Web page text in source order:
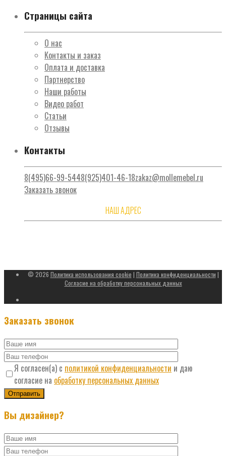
Страницы сайта
О нас
Контакты и заказ
Оплата и доставка
Партнерство
Наши работы
Видео работ
Статьи
Отзывы
Контакты
8(495)66-99-5448(925)401-46-18zakaz@mollemebel.ru
Заказать звонок
НАШ АДРЕС
© 2026 Политика использования cookie | Политика конфиденциальности |
Согласие на обработку персональных данных
Заказать звонок
Я согласен(а) с политикой конфиденциальности и даю
согласие на обработку персональных данных
Вы дизайнер?